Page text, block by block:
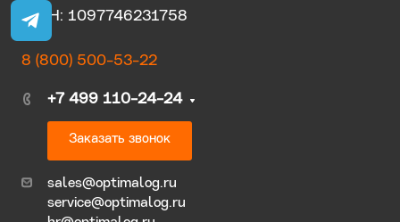
ОГРН: 1097746231758
8 (800) 500-53-22
+7 499 110-24-24
Заказать звонок
sales@optimalog.ru
service@optimalog.ru